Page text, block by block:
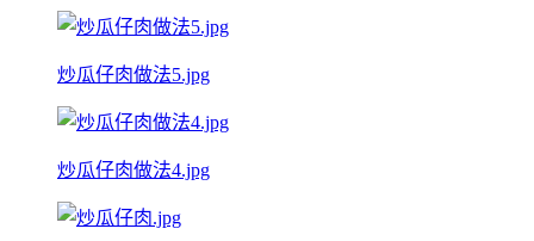
炒瓜仔肉做法5.jpg
炒瓜仔肉做法4.jpg